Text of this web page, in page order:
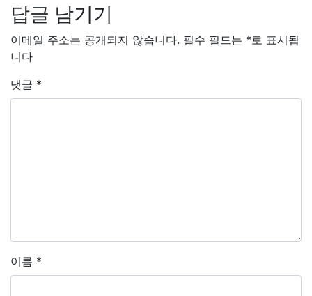
답글 남기기
이메일 주소는 공개되지 않습니다. 필수 필드는 *로 표시됩
니다
댓글 *
이름 *